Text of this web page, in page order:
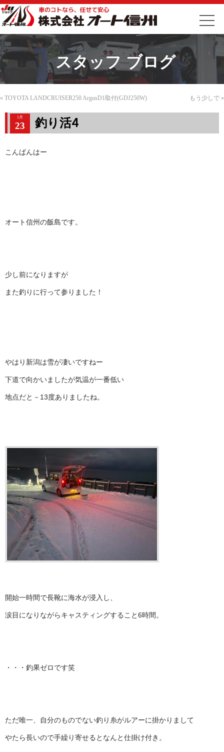
スタッフ ブログ
« TOYOTA LANDCRUISER250 ArgusD1取付(GDJ250W) もう少しで »
1月
23 釣り活4
こんばんはー
オート信州の飯島です。
少し前になりますが
また釣りに行って参りました！
やはり新潟は雪が凄いですねー
下道で向かいましたが気温が一番低い
地点だと－13度ありましたね。
開始一時間で長靴に海水が浸入し、
涙目になりながらキャスティングすること6時間。
・・・釣果ゼロです笑
ただ唯一、自分のものでない釣り糸がルアーに掛かりまして
やたら長いので手繰り寄せるとなんと仕掛け付き。